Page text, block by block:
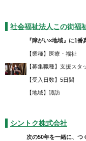
社会福祉法人この街福
『障がい×地域』に1
【業種】医療・福祉
【募集職種】支援スタ
【受入日数】5日間
【地域】
シントク株式会社
次の50年を一緒に、つ